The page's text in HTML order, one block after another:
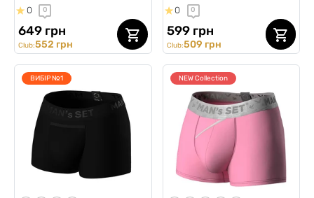
w/fly, Silver Series, сірий
0 0
649 грн
Club:552 грн
Anatomic Classic 2.0, Black
Series, світлий хакі
0 0
599 грн
Club:509 грн
ВИБІР №1 NEW Collection